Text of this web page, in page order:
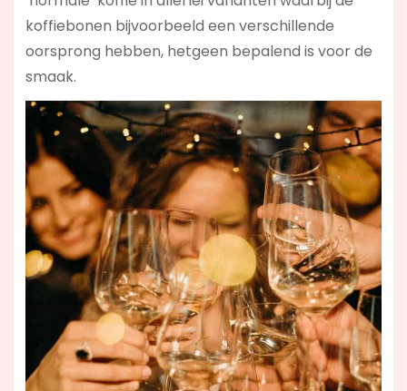
koffiebonen bijvoorbeeld een verschillende
oorsprong hebben, hetgeen bepalend is voor de
smaak.